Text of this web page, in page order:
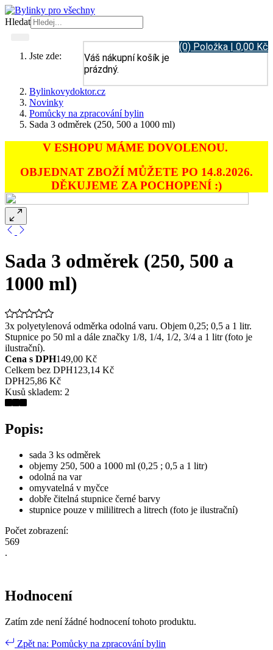
Hledat
(0) Položka | 0,00 Kč
Váš nákupní košík je
prázdný.
Jste zde:
Bylinkovydoktor.cz
Novinky
Pomůcky na zpracování bylin
Sada 3 odměrek (250, 500 a 1000 ml)
V ESHOPU MÁME DOVOLENOU.
OBJEDNAT ZBOŽÍ MŮŽETE PO 14.8.2026.
DĚKUJEME ZA POCHOPENÍ :)
Sada 3 odměrek (250, 500 a
1000 ml)
3x polyetylenová odměrka odolná varu. Objem 0,25; 0,5 a 1 litr.
Stupnice po 50 ml a dále značky 1/8, 1/4, 1/2, 3/4 a 1 litr (foto je
ilustrační).
Cena s DPH149,00 Kč
Celkem bez DPH123,14 Kč
DPH25,86 Kč
Kusů skladem: 2
Popis:
sada 3 ks odměrek
objemy 250, 500 a 1000 ml (0,25 ; 0,5 a 1 litr)
odolná na var
omyvatelná v myčce
dobře čitelná stupnice černé barvy
stupnice pouze v mililitrech a litrech (foto je ilustrační)
Počet zobrazení:
569
.
Hodnocení
Zatím zde není žádné hodnocení tohoto produktu.
Zpět na: Pomůcky na zpracování bylin